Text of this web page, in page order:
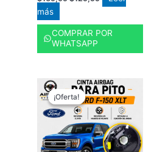
más
COMPRAR POR
WHATSAPP
¡Oferta!
¡Oferta!
El
precio
original
era:
$209,99.
El
precio
actual
es:
$139,99.